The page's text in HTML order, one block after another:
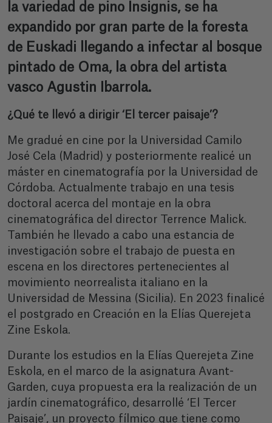
la variedad de pino Insignis, se ha
expandido por gran parte de la foresta
de Euskadi llegando a infectar al bosque
pintado de Oma, la obra del artista
vasco Agustin Ibarrola.
¿Qué te llevó a dirigir ‘El tercer paisaje’?
Me gradué en cine por la Universidad Camilo
José Cela (Madrid) y posteriormente realicé un
máster en cinematografía por la Universidad de
Córdoba. Actualmente trabajo en una tesis
doctoral acerca del montaje en la obra
cinematográfica del director Terrence Malick.
También he llevado a cabo una estancia de
investigación sobre el trabajo de puesta en
escena en los directores pertenecientes al
movimiento neorrealista italiano en la
Universidad de Messina (Sicilia). En 2023 finalicé
el postgrado en Creación en la Elías Querejeta
Zine Eskola.
Durante los estudios en la Elías Querejeta Zine
Eskola, en el marco de la asignatura Avant-
Garden, cuya propuesta era la realización de un
jardín cinematográfico, desarrollé ‘El Tercer
Paisaje’, un proyecto fílmico que tiene como